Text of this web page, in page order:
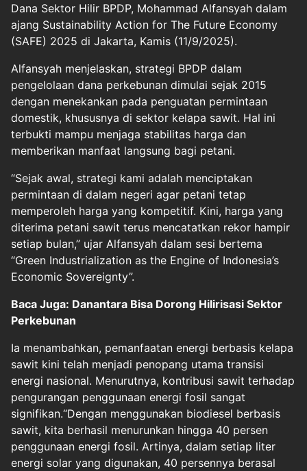
Dana Sektor Hilir BPDP, Mohammad Alfansyah dalam
ajang Sustainability Action for The Future Economy
(SAFE) 2025 di Jakarta, Kamis (11/9/2025).
Alfansyah menjelaskan, strategi BPDP dalam
pengelolaan dana perkebunan dimulai sejak 2015
dengan menekankan pada penguatan permintaan
domestik, khususnya di sektor kelapa sawit. Hal ini
terbukti mampu menjaga stabilitas harga dan
memberikan manfaat langsung bagi petani.
“Sejak awal, strategi kami adalah menciptakan
permintaan di dalam negeri agar petani tetap
memperoleh harga yang kompetitif. Kini, harga yang
diterima petani sawit terus mencatatkan rekor hampir
setiap bulan,” ujar Alfansyah dalam sesi bertema
“Green Industrialization as the Engine of Indonesia’s
Economic Sovereignty”.
Baca Juga: Danantara Bisa Dorong Hilirisasi Sektor
Perkebunan
Ia menambahkan, pemanfaatan energi berbasis kelapa
sawit kini telah menjadi penopang utama transisi
energi nasional. Menurutnya, kontribusi sawit terhadap
pengurangan penggunaan energi fosil sangat
signifikan.“Dengan menggunakan biodiesel berbasis
sawit, kita berhasil menurunkan hingga 40 persen
penggunaan energi fosil. Artinya, dalam setiap liter
energi solar yang digunakan, 40 persennya berasal